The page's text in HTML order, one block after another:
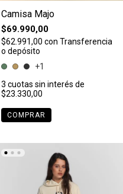
Camisa Majo
$69.990,00
$62.991,00 con Transferencia
o depósito
+1
3 cuotas sin interés de
$23.330,00
COMPRAR